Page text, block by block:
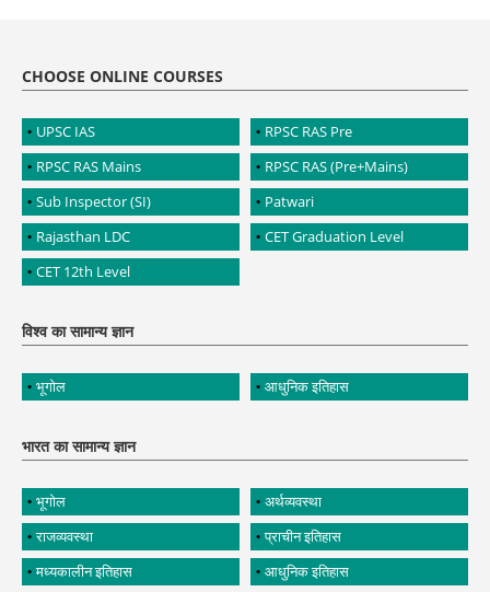
CHOOSE ONLINE COURSES
UPSC IAS
RPSC RAS Pre
RPSC RAS Mains
RPSC RAS (Pre+Mains)
Sub Inspector (SI)
Patwari
Rajasthan LDC
CET Graduation Level
CET 12th Level
विश्व का सामान्य ज्ञान
भूगोल आधुनिक इतिहास
भारत का सामान्य ज्ञान
भूगोल
अर्थव्यवस्था
राजव्यवस्था
प्राचीन इतिहास
मध्यकालीन इतिहास
आधुनिक इतिहास